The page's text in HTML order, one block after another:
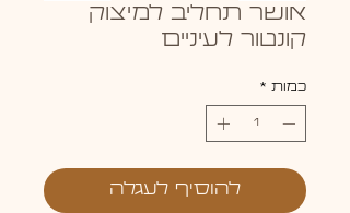
אושר תחליב למיצוק
קונטור לעיניים
כמות *
להוסיף לעגלה